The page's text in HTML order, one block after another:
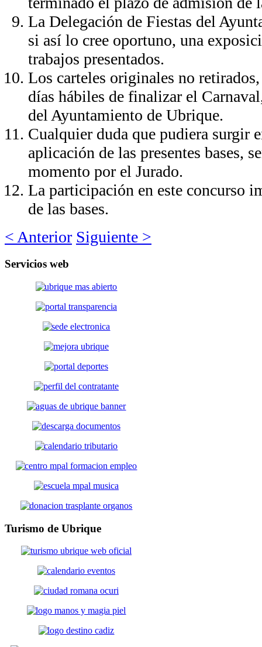
La Delegación de Fiestas del
si así lo cree oportuno, una
trabajos presentados.
Los carteles originales no
días hábiles de finalizar el
del Ayuntamiento de Ubrique.
Cualquier duda que pudiera surgir
aplicación de las presentes bases,
momento por el Jurado.
La participación en este concurso
de las bases.
< Anterior Siguiente >
Servicios web
Turismo de Ubrique